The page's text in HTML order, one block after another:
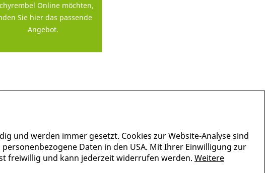
Online möchten,
Sie hier das passende
Angebot.
und werden immer gesetzt. Cookies zur Website-Analyse sind
Daten in den USA. Mit Ihrer Einwilligung zur
freiwillig und kann jederzeit widerrufen werden. Weitere